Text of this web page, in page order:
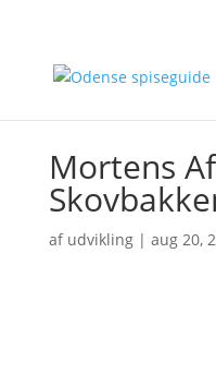
Mortens
af udvikling| aug 20,